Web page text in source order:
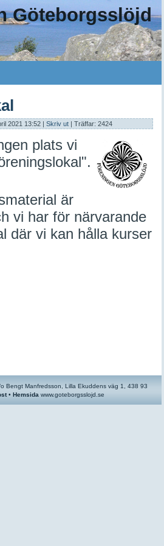
Göteborgsslöjd
2021 13:52 |Skriv ut | Träffar: 2424
plats vi
är
vi har för närvarande
där vi kan hålla kurser
Bengt Manfredsson, Lilla Ekuddens väg 1, 438 93
• Hemsida www.goteborgsslojd.se